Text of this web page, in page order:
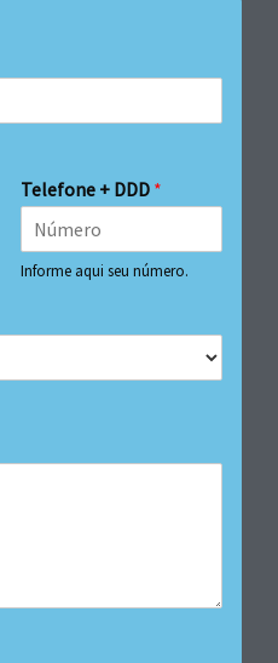
Telefone + DDD *
Informe aqui seu número.